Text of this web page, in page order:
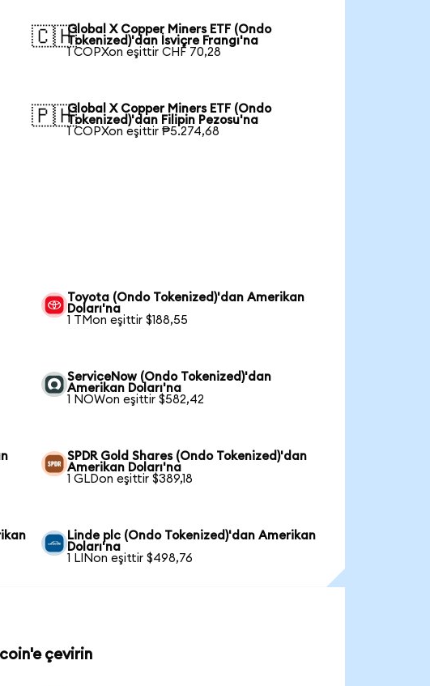
🇨🇭Global X Copper Miners ETF (Ondo
Tokenized)'dan İsviçre Frangı'na
1 COPXon eşittir CHF 70,28
🇵🇭Global X Copper Miners ETF (Ondo
Tokenized)'dan Filipin Pezosu'na
1 COPXon eşittir ₱5.274,68
Toyota (Ondo Tokenized)'dan Amerikan
Doları'na
1 TMon eşittir $188,55
ServiceNow (Ondo Tokenized)'dan
Amerikan Doları'na
1 NOWon eşittir $582,42
SPDR Gold Shares (Ondo Tokenized)'dan
Amerikan Doları'na
1 GLDon eşittir $389,18
Linde plc (Ondo Tokenized)'dan Amerikan
Doları'na
1 LINon eşittir $498,76
çevirin